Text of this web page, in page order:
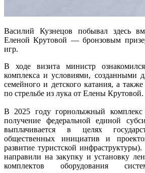
Василий Кузнецов побывал здесь
Еленой Крутовой — бронзовым
игр.
В ходе визита министр
комплекса и условиями, созданными
семейного и детского катания, а
по стрельбе из лука от Елены Крутовой.
В 2025 году горнолыжный комплекс
получение федеральной единой
выплачивается в целях
общественных инициатив и
развитие туристской
направили на закупку и установку
комплектов оборудования